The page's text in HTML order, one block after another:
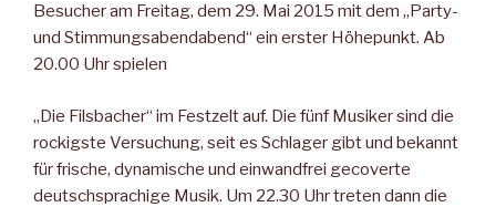
Besucher am Freitag, dem 29. Mai 2015 mit dem „Party-
und Stimmungsabendabend“ ein erster Höhepunkt. Ab
20.00 Uhr spielen
„Die Filsbacher“ im Festzelt auf. Die fünf Musiker sind die
rockigste Versuchung, seit es Schlager gibt und bekannt
für frische, dynamische und einwandfrei gecoverte
deutschsprachige Musik. Um 22.30 Uhr treten dann die